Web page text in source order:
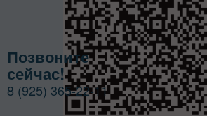
Позвоните
сейчас!
8 (925) 365-22-11